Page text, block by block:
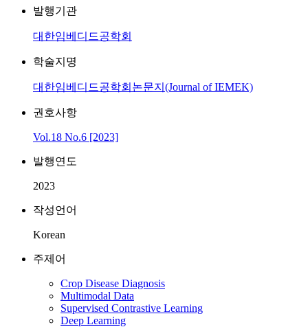
발행기관
대한임베디드공학회
학술지명
대한임베디드공학회논문지(Journal of IEMEK)
권호사항
Vol.18 No.6 [2023]
발행연도
2023
작성언어
Korean
주제어
Crop Disease Diagnosis
Multimodal Data
Supervised Contrastive Learning
Deep Learning